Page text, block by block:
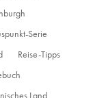
Serie
Reise-Tipps